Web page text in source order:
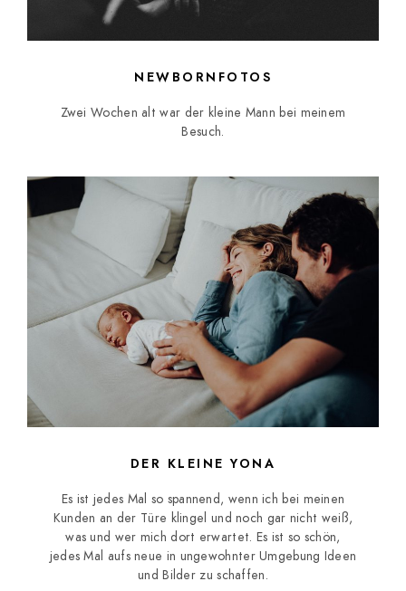
NEWBORNFOTOS
Zwei Wochen alt war der kleine Mann bei meinem
Besuch.
DER KLEINE YONA
Es ist jedes Mal so spannend, wenn ich bei meinen
Kunden an der Türe klingel und noch gar nicht weiß,
was und wer mich dort erwartet. Es ist so schön,
jedes Mal aufs neue in ungewohnter Umgebung Ideen
und Bilder zu schaffen.